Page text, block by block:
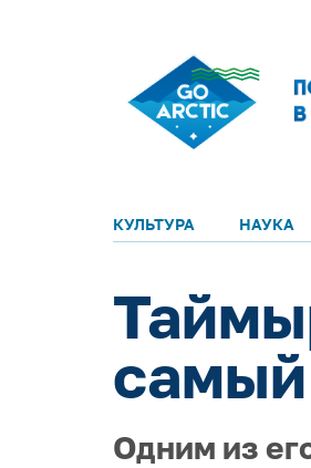
КУЛЬТУРА НАУКА
Одним из